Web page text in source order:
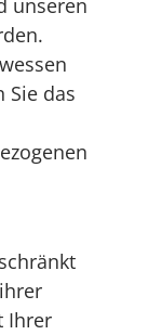
unseren
Sie das
Ihrer